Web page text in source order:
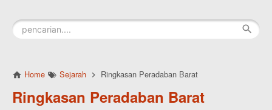
Home Sejarah Ringkasan Peradaban Barat
Ringkasan Peradaban Barat